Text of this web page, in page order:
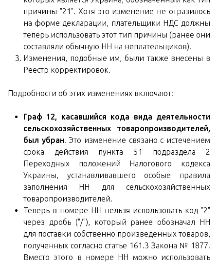
причины "21". Хотя это изменение не отразилось
на форме декларации, плательщики НДС должны
теперь использовать этот тип причины (ранее они
составляли обычную НН на неплательщиков).
Изменения, подобные им, были также внесены в
Реестр корректировок.
Подробности об этих изменениях включают:
Граф 12, касавшийся кода вида деятельности
сельскохозяйственных товаропроизводителей,
был убран. Это изменение связано с истечением
срока действия пункта 51 подраздела 2
Переходных положений Налогового кодекса
Украины, устанавливавшего особые правила
заполнения НН для сельскохозяйственных
товаропроизводителей.
Теперь в номере НН нельзя использовать код "2"
через дробь ("/"), который ранее обозначал НН
для поставки собственно произведенных товаров,
полученных согласно статье 161.3 Закона № 1877.
Вместо этого в номере НН можно использовать